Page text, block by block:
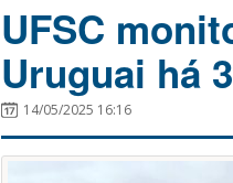
UFSC
Uruguai há
14/05/2025 16:16